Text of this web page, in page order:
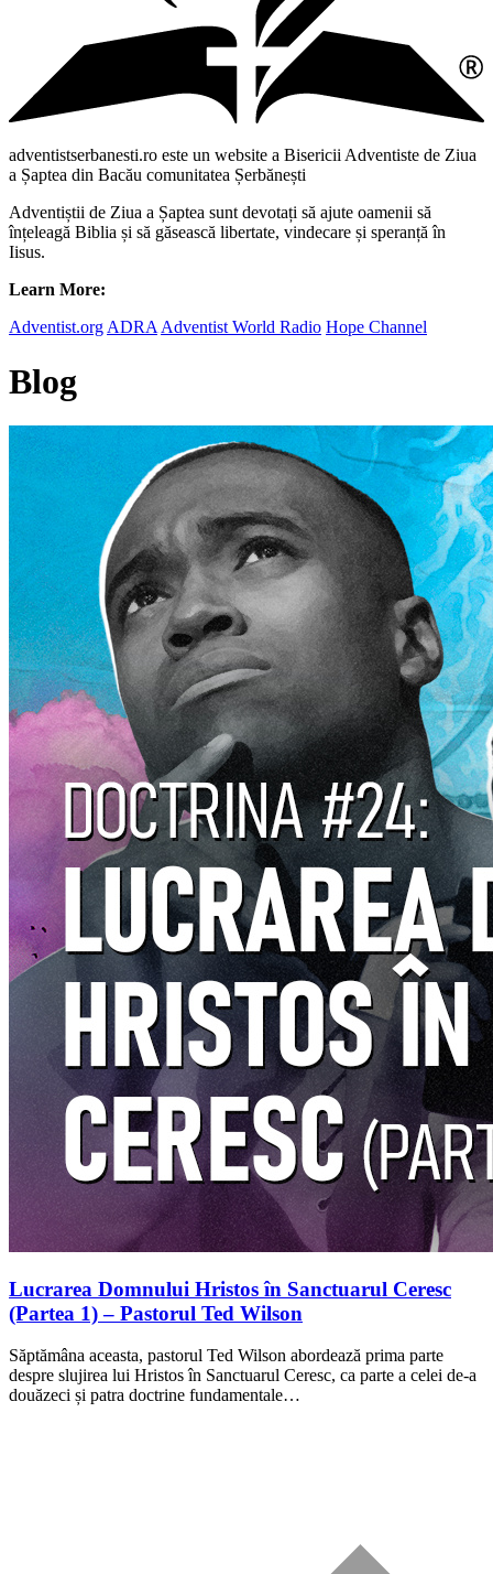
adventistserbanesti.ro este un website a Bisericii Adventiste de Ziua
a Șaptea din Bacău comunitatea Șerbănești
Adventiștii de Ziua a Șaptea sunt devotați să ajute oamenii să
înțeleagă Biblia și să găsească libertate, vindecare și speranță în
Iisus.
Learn More:
Adventist.org ADRA Adventist World Radio Hope Channel
Blog
Lucrarea Domnului Hristos în Sanctuarul Ceresc
(Partea 1) – Pastorul Ted Wilson
Săptămâna aceasta, pastorul Ted Wilson abordează prima parte
despre slujirea lui Hristos în Sanctuarul Ceresc, ca parte a celei de-a
douăzeci și patra doctrine fundamentale…